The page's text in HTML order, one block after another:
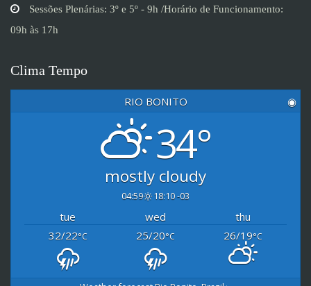
Sessões Plenárias: 3º e 5º - 9h /Horário de Funcionamento:
09h às 17h
Clima Tempo
RIO BONITO ◉
34°
mostly cloudy
04:59 18:10 -03
tue wed
thu
32/22°C 25/20°C 26/19°C